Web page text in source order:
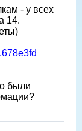
- у всех
14.
были